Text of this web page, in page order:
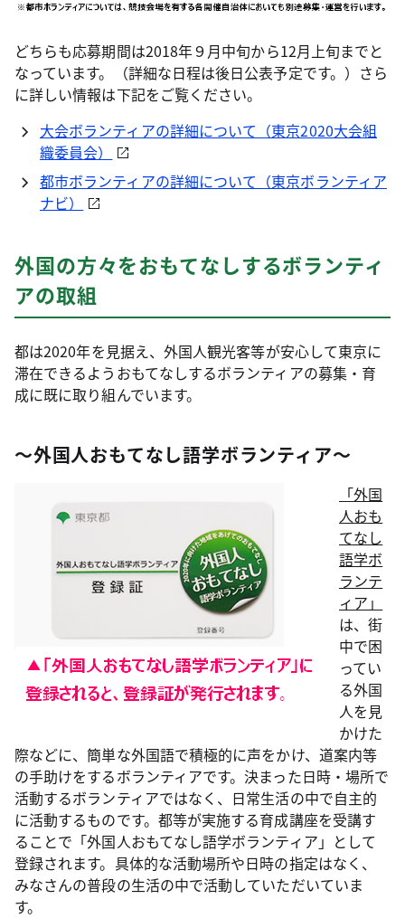
どちらも応募期間は2018年９月中旬から12月上旬までと
なっています。（詳細な日程は後日公表予定です。）さら
に詳しい情報は下記をご覧ください。
大会ボランティアの詳細について（東京2020大会組
織委員会）
都市ボランティアの詳細について（東京ボランティア
ナビ）
外国の方々をおもてなしするボランティ
アの取組
都は2020年を見据え、外国人観光客等が安心して東京に
滞在できるようおもてなしするボランティアの募集・育
成に既に取り組んでいます。
～外国人おもてなし語学ボランティア～
「外国
人おも
てなし
語学ボ
ランテ
ィア」
は、街
中で困
ってい
る外国
人を見
かけた
際などに、簡単な外国語で積極的に声をかけ、道案内等
の手助けをするボランティアです。決まった日時・場所で
活動するボランティアではなく、日常生活の中で自主的
に活動するものです。都等が実施する育成講座を受講す
ることで「外国人おもてなし語学ボランティア」として
登録されます。具体的な活動場所や日時の指定はなく、
みなさんの普段の生活の中で活動していただいていま
す。